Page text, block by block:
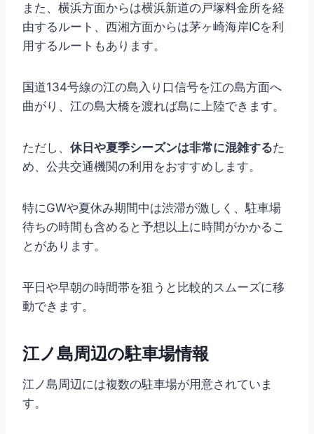
また、横浜方面からは横浜新道の戸塚料金所を経
由するルート、西湘方面からは茅ヶ崎海岸ICを利
用するルートもあります。
国道134号線の江の島入り口信号を江の島方面へ
曲がり、江の島大橋を渡れば島に上陸できます。
ただし、 休日や夏季シーズンは非常に混雑するた
め、公共交通機関の利用をおすすめします。
特にGWや夏休み期間中は渋滞が激しく、駐車場
待ちの時間も含めると予想以上に時間がかかるこ
とがあります。
平日や早朝の時間帯を狙うと比較的スムーズに移
動できます。
江ノ島周辺の駐車場情報
江ノ島周辺には複数の駐車場が用意されていま
す。